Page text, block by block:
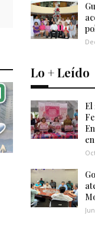
Lo + Leído
El